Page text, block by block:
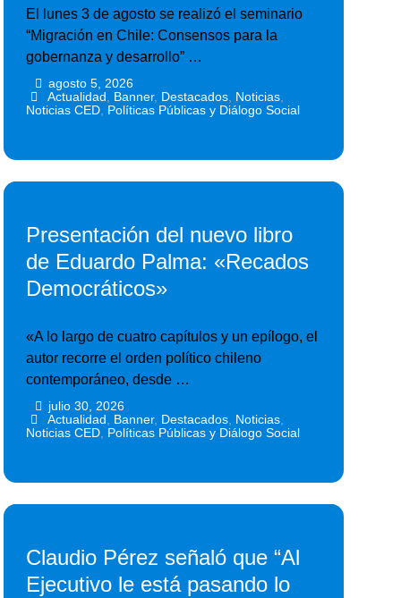
El lunes 3 de agosto se realizó el seminario
“Migración en Chile: Consensos para la
gobernanza y desarrollo” …
agosto 5, 2026
Actualidad Banner, Destacados, Noticias,
Noticias CED Políticas Públicas y Diálogo Social
Presentación del nuevo libro
de Eduardo Palma: «Recados
Democráticos»
«A lo largo de cuatro capítulos y un epílogo, el
autor recorre el orden político chileno
contemporáneo, desde …
julio 30, 2026
Actualidad Banner, Destacados, Noticias,
Noticias CED Políticas Públicas y Diálogo Social
Claudio Pérez señaló que “Al
Ejecutivo le está pasando lo